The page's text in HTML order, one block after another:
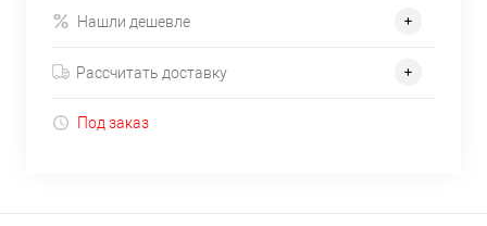
Нашли дешевле
Рассчитать доставку
Под заказ